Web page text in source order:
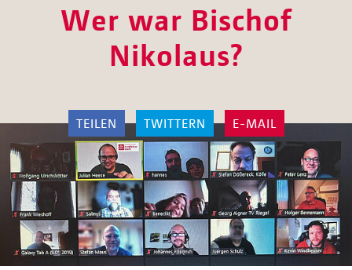
Wer war Bischof
Nikolaus?
TEILEN TWITTERN E-MAIL